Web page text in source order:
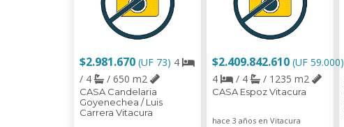
$2.981.670 (UF 73) 4
/ 4
/ 650 m2
CASA Candelaria
Goyenechea / Luis
Carrera Vitacura
$2.409.842.610 (UF 59.000)
4
/ 4 / 1235 m2
CASA Espoz Vitacura
hace 3 años en Vitacura